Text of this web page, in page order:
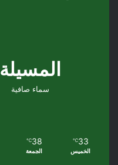
المسيلة
سماء صافية
33
℃
الخميس
38
℃
الجمعة